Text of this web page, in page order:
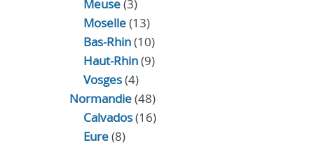
Meuse(3)
Moselle(13)
Bas-Rhin(10)
Haut-Rhin(9)
Vosges(4)
Normandie(48)
Calvados(16)
Eure(8)